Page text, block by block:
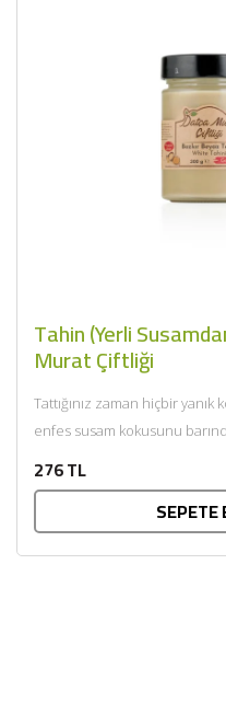
Tahin (Yerli
Murat Çiftliği
Tattığınız zaman hiçbir
enfes susam kokusunu
276 TL
SEPETE